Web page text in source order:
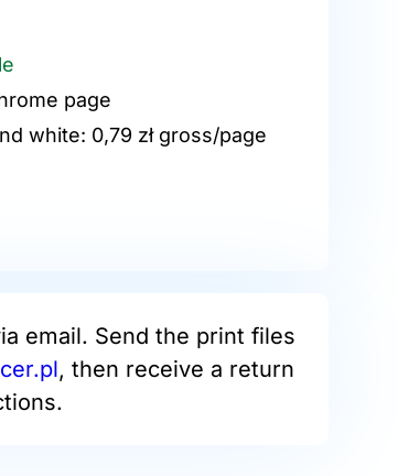
page
white: 0,79 zł gross/page
email. Send the print files
, then receive a return